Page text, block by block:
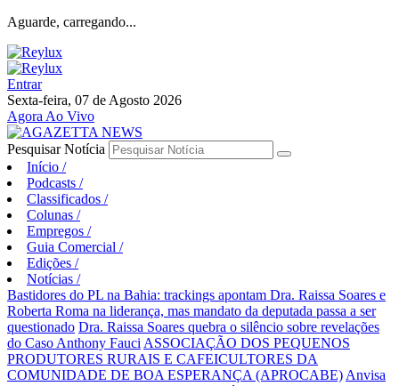
Aguarde, carregando...
Entrar
Sexta-feira, 07 de Agosto 2026
Agora Ao Vivo
Pesquisar Notícia
Início /
Podcasts /
Classificados /
Colunas /
Empregos /
Guia Comercial /
Edições /
Notícias /
Bastidores do PL na Bahia: trackings apontam Dra. Raissa Soares e
Roberta Roma na liderança, mas mandato da deputada passa a ser
questionado Dra. Raissa Soares quebra o silêncio sobre revelações
do Caso Anthony Fauci ASSOCIAÇÃO DOS PEQUENOS
PRODUTORES RURAIS E CAFEICULTORES DA
COMUNIDADE DE BOA ESPERANÇA (APROCABE) Anvisa